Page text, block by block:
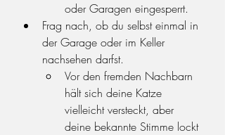
oder Garagen eingesperrt.
Frag nach, ob du selbst einmal in
der Garage oder im Keller
nachsehen darfst.
Vor den fremden Nachbarn
hält sich deine Katze
vielleicht versteckt, aber
deine bekannte Stimme lockt